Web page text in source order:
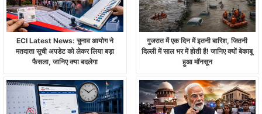
ECI Latest News: चुनाव आयोग ने
मतदाता सूची अपडेट को लेकर लिया बड़ा
फैसला, जानिए क्या बदलेगा
गुजरात में एक दिन में इतनी बारिश, जितनी
दिल्ली में साल भर में होती है! जानिए क्यों बेकाबू
हुआ मॉनसून